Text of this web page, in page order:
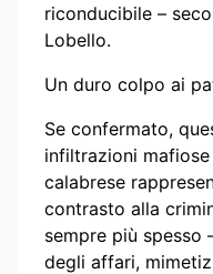
riconducibile –
Lobello.
Un duro colpo ai
Se confermato,
infiltrazioni
calabrese
contrasto alla
sempre più spesso
degli affari,